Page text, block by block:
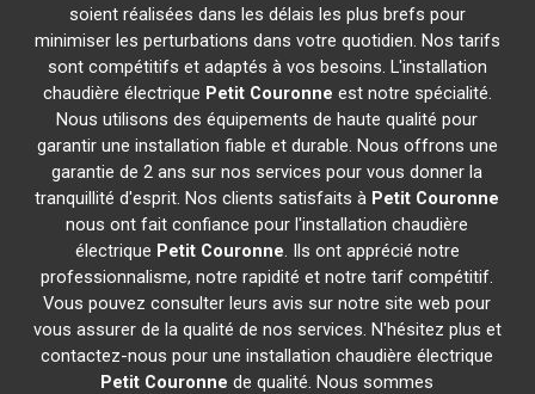
soient réalisées dans les délais les plus brefs pour
minimiser les perturbations dans votre quotidien. Nos tarifs
sont compétitifs et adaptés à vos besoins. L'installation
chaudière électrique Petit Couronne est notre spécialité.
Nous utilisons des équipements de haute qualité pour
garantir une installation fiable et durable. Nous offrons une
garantie de 2 ans sur nos services pour vous donner la
tranquillité d'esprit. Nos clients satisfaits à Petit Couronne
nous ont fait confiance pour l'installation chaudière
électrique Petit Couronne. Ils ont apprécié notre
professionnalisme, notre rapidité et notre tarif compétitif.
Vous pouvez consulter leurs avis sur notre site web pour
vous assurer de la qualité de nos services. N'hésitez plus et
contactez-nous pour une installation chaudière électrique
Petit Couronne de qualité. Nous sommes